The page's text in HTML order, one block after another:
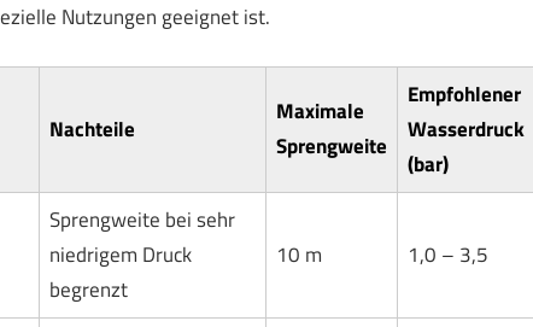
Nutzungen geeignet ist.
Nachteile
Maximale
Sprengweite
Empfohlener
Wasserdruck
(bar)
Sprengweite bei sehr
niedrigem Druck
begrenzt
10 m 1,0 – 3,5